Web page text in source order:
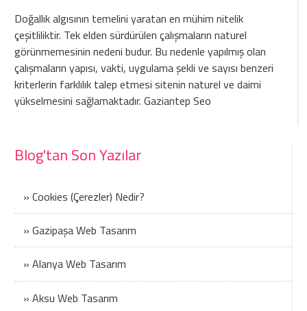
Doğallık algısının temelini yaratan en mühim nitelik
çeşitliliktir. Tek elden sürdürülen çalışmaların naturel
görünmemesinin nedeni budur. Bu nedenle yapılmış olan
çalışmaların yapısı, vakti, uygulama şekli ve sayısı benzeri
kriterlerin farklılık talep etmesi sitenin naturel ve daimi
yükselmesini sağlamaktadır.Gaziantep Seo
Blog'tan Son Yazılar
» Cookies (Çerezler) Nedir?
» Gazipaşa Web Tasarım
» Alanya Web Tasarım
» Aksu Web Tasarım